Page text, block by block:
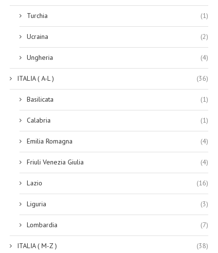
Turchia (1)
Ucraina (2)
Ungheria (4)
ITALIA ( A-L ) (36)
Basilicata (1)
Calabria (1)
Emilia Romagna (4)
Friuli Venezia Giulia (4)
Lazio (16)
Liguria (3)
Lombardia (7)
ITALIA ( M-Z ) (38)